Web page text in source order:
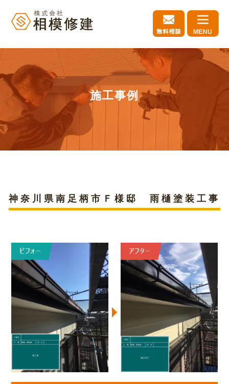
施工事例
神奈川県南足柄市Ｆ様邸 雨樋塗装工事